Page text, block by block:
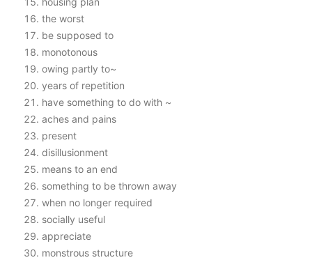
the worst
be supposed to
monotonous
owing partly to~
years of repetition
have something to do with ~
aches and pains
present
disillusionment
means to an end
something to be thrown away
when no longer required
socially useful
appreciate
monstrous structure